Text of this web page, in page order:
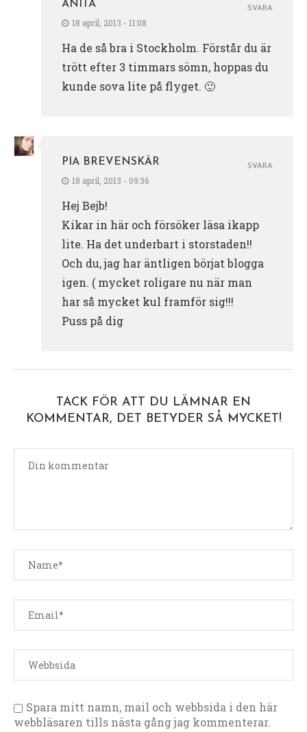
ANITA
18 april, 2013 - 11:08
Ha de så bra i Stockholm. Förstår du är
trött efter 3 timmars sömn, hoppas du
kunde sova lite på flyget. 🙂
SVARA
PIA BREVENSKÄR
18 april, 2013 - 09:36
Hej Bejb!
Kikar in här och försöker läsa ikapp
lite. Ha det underbart i storstaden!!
Och du, jag har äntligen börjat blogga
igen. ( mycket roligare nu när man
har så mycket kul framför sig!!!
Puss på dig
SVARA
TACK FÖR ATT DU LÄMNAR EN
KOMMENTAR, DET BETYDER SÅ MYCKET!
Spara mitt namn, mail och webbsida i den här
webbläsaren tills nästa gång jag kommenterar.